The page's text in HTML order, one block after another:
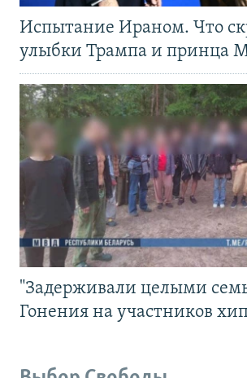
Испытание Ираном. Что
улыбки Трампа и принца
"Задерживали целыми
Гонения на участников